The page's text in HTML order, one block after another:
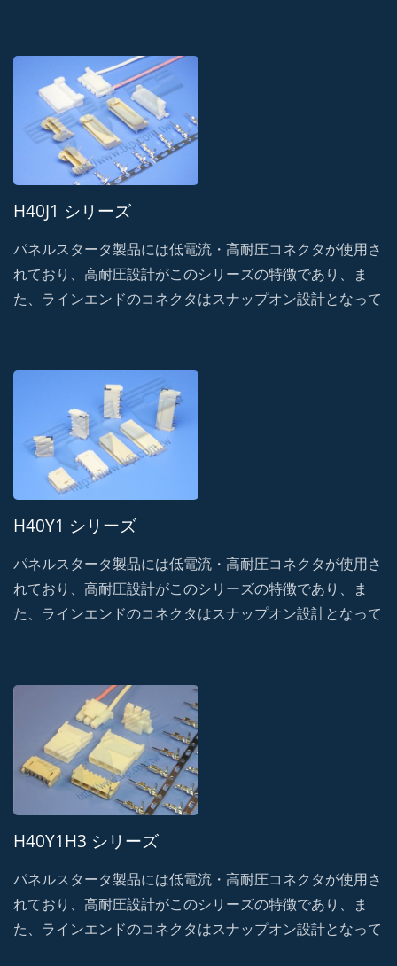
ール機構を採用。
H40J1 シリーズ
パネルスタータ製品には低電流・高耐圧コネクタが使用さ
れており、高耐圧設計がこのシリーズの特徴であり、ま
た、ラインエンドのコネクタはスナップオン設計となって
ール機構を採用。
H40Y1 シリーズ
パネルスタータ製品には低電流・高耐圧コネクタが使用さ
れており、高耐圧設計がこのシリーズの特徴であり、ま
た、ラインエンドのコネクタはスナップオン設計となって
ール機構を採用。
H40Y1H3 シリーズ
パネルスタータ製品には低電流・高耐圧コネクタが使用さ
れており、高耐圧設計がこのシリーズの特徴であり、ま
た、ラインエンドのコネクタはスナップオン設計となって